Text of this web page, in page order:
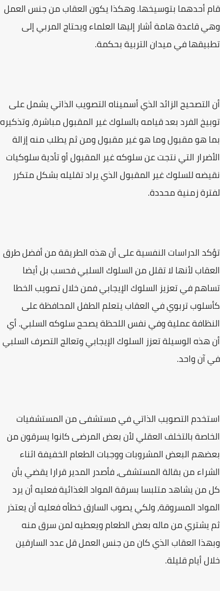
قام أحدهما بتوسيخها. وهكذا يكون العقاب من جنس العمل
وهي قاعدة هامة أشار إليها العلماء ويحتاج المربي إلى
تطبيقها في ميدان التربية بحكمة.
أن التصحيح الزائد الذي أسميناه التصويب الذاتي يشمل على
توبيخ الفرد بعد قيامه بالسلوك غير المقبول مباشرة، وتذكيره
بما هو مقبول وما هو غير مقبول ومن ثم يطلب منه إزالة
الأضرار التي نتجت عن سلوكه غير المقبول أو تأدية سلوكيات
نقيضه للسلوك غير المقبول الذي يراد تقليله بشكل متكرر
لفترة زمنية محددة.
تؤكد الدراسات النفسية على أن هذه الطريقة من أفضل طرق
العقاب لأنها لا تقلل من السلوك السلبي فحسب بل أيضا
تساهم في تعزيز السلوك الإيجابي فمن خلال تصويب الخطا
كأسلوب تربوي في العقاب يتعلم الطفل المحافظة على
النظافة عملية وفي نفس اللحظة يصحح سلوكه السلبي. أي
أن هذه الوسيلة تعزز السلوك الإيجابي وتعالج التصرف السلبي
في آن واحد.
استخدم التصويب الذاتي في مستشفى من المستشفيات
الخاصة بالتخلف العقلي لأن بعض المرضى كانوا يسرقون من
بعضهم البعض المشروبات ووجبات الطعام الخفيفة اثناء
الشراء من بقالة المستشفى، فأصدر المدير قرارا يقضي بأن
كل من يشاهد متلبسا بسرقة المواد الغذائية فعليه أن يرد
المواد المسروقة، ولكي يصوب السارق خطأه فعليه أن يعتذر
ثم يشتري من ماله بعض الطعام ويعطيه لمن سرق منه
وبهذا العقاب الذي كان من جنس العمل قل عدد السارقين
خلال أيام قليلة.